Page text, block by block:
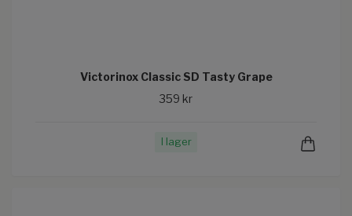
Victorinox Classic SD Tasty Grape
359 kr
I lager